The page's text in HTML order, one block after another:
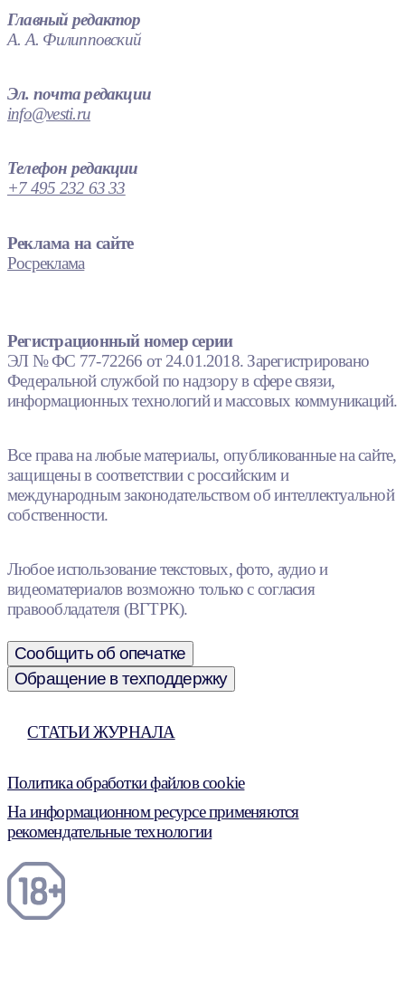
Главный редактор
А. А. Филипповский
Эл. почта редакции
info@vesti.ru
Телефон редакции
+7 495 232 63 33
Реклама на сайте
Росреклама
Регистрационный номер серии
ЭЛ № ФС 77-72266 от 24.01.2018. Зарегистрировано
Федеральной службой по надзору в сфере связи,
информационных технологий и массовых коммуникаций.
Все права на любые материалы, опубликованные на сайте,
защищены в соответствии с российским и
международным законодательством об интеллектуальной
собственности.
Любое использование текстовых, фото, аудио и
видеоматериалов возможно только с согласия
правообладателя (ВГТРК).
Сообщить об опечатке
Обращение в техподдержку
СТАТЬИ ЖУРНАЛА
Политика обработки файлов cookie
На информационном ресурсе применяются
рекомендательные технологии